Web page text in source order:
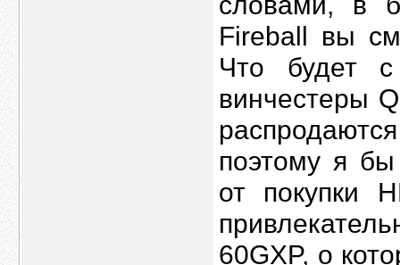
Fireball вы
Что будет
винчестеры
поэтому я бы
от покупки
60GXP, о